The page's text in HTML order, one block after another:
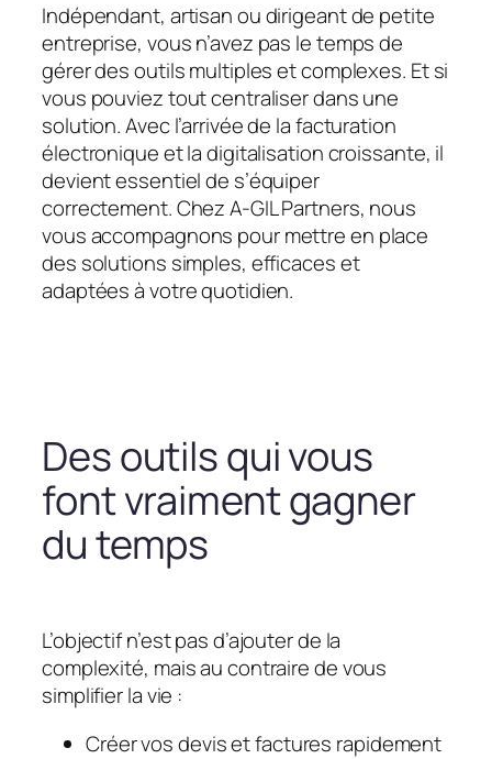
Indépendant, artisan ou dirigeant de petite
entreprise, vous n’avez pas le temps de
gérer des outils multiples et complexes. Et si
vous pouviez tout centraliser dans une
solution. Avec l’arrivée de la facturation
électronique et la digitalisation croissante, il
devient essentiel de s’équiper
correctement. Chez A-GIL Partners, nous
vous accompagnons pour mettre en place
des solutions simples, efficaces et
adaptées à votre quotidien.
Des outils qui vous
font vraiment gagner
du temps
L’objectif n’est pas d’ajouter de la
complexité, mais au contraire de vous
simplifier la vie :
Créer vos devis et factures rapidement